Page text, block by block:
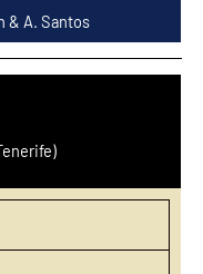
& A. Santos